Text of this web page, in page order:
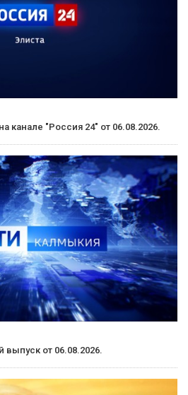
районов муниципальных
работу. Очень надеюсь,
закрыт. Вопрос, который
в нашу группу Вконтакте!
ВПЕРЁД